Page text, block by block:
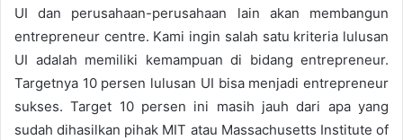
UI dan perusahaan-perusahaan lain akan membangun
entrepreneur centre. Kami ingin salah satu kriteria lulusan
UI adalah memiliki kemampuan di bidang entrepreneur.
Targetnya 10 persen lulusan UI bisa menjadi entrepreneur
sukses. Target 10 persen ini masih jauh dari apa yang
sudah dihasilkan pihak MIT atau Massachusetts Institute of